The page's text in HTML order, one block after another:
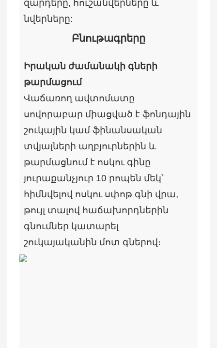
Բնութագրերը
զարդերը, հուշանվերները և
նվերները:
Իրական ժամանակի գների
թարմացում
Վաճառող ավտոմատը
սովորաբար միացված է ֆոնդային
շուկային կամ ֆինանսական
տվյալների աղբյուրներին և
թարմացնում է ոսկու գինը
յուրաքանչյուր 10 րոպեն մեկ՝
հիմնվելով ոսկու սփոթ գնի վրա,
թույլ տալով հաճախորդներին
գնումներ կատարել
շուկայականին մոտ գներով։